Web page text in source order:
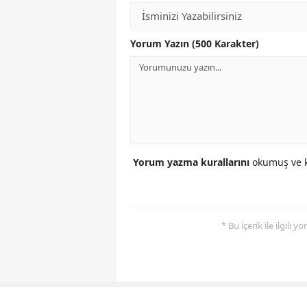
Yorum Yazın (500 Karakter)
Yorum yazma kurallarını okumuş ve
* Bu içerik ile ilgili